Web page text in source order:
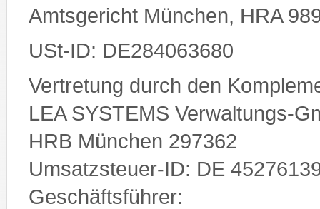
Amtsgericht München, HRA
USt-ID: DE284063680
Vertretung durch den
LEA SYSTEMS Verwaltungs-
HRB München 297362
Umsatzsteuer-ID: DE
Geschäftsführer: